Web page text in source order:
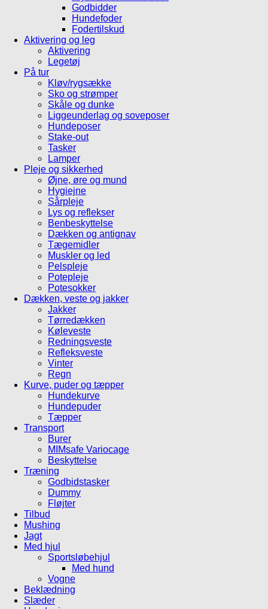
Godbidder
Hundefoder
Fodertilskud
Aktivering og leg
Aktivering
Legetøj
På tur
Kløv/rygsække
Sko og strømper
Skåle og dunke
Liggeunderlag og soveposer
Hundeposer
Stake-out
Tasker
Lamper
Pleje og sikkerhed
Øjne, øre og mund
Hygiejne
Sårpleje
Lys og reflekser
Benbeskyttelse
Dækken og antignav
Tægemidler
Muskler og led
Pelspleje
Potepleje
Potesokker
Dækken, veste og jakker
Jakker
Tørredækken
Køleveste
Redningsveste
Refleksveste
Vinter
Regn
Kurve, puder og tæpper
Hundekurve
Hundepuder
Tæpper
Transport
Burer
MIMsafe Variocage
Beskyttelse
Træning
Godbidstasker
Dummy
Fløjter
Tilbud
Mushing
Jagt
Med hjul
Sportsløbehjul
Med hund
Vogne
Beklædning
Slæder